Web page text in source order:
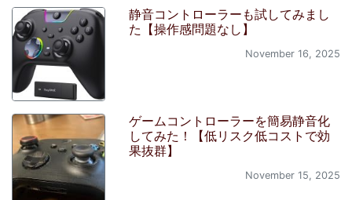
静音コントローラーも試してみまし
た【操作感問題なし】
November 16, 2025
ゲームコントローラーを簡易静音化
してみた！【低リスク低コストで効
果抜群】
November 15, 2025